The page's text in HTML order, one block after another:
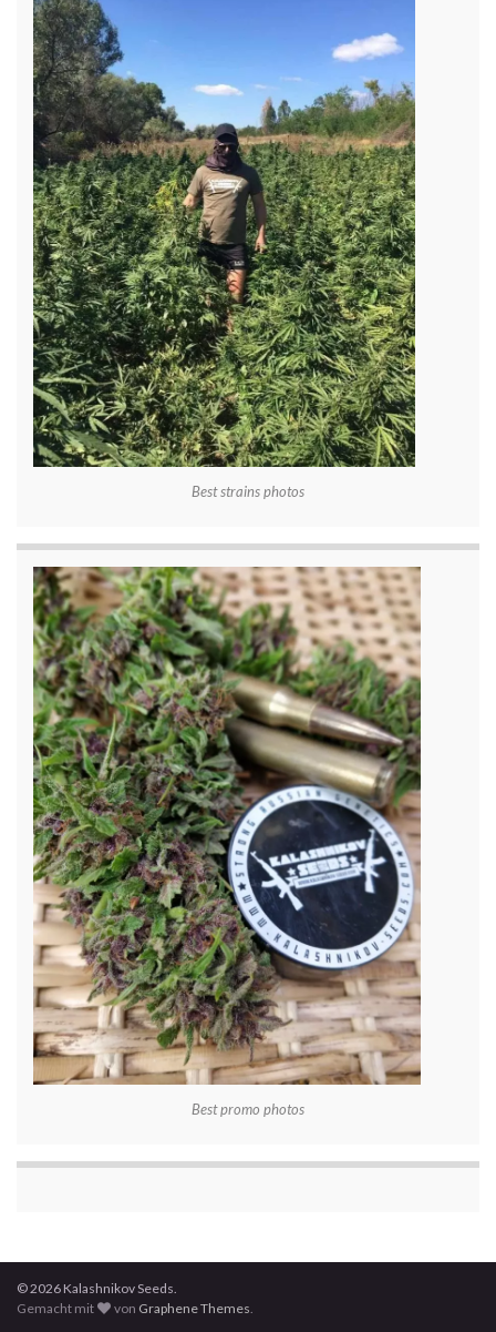
Best strains photos
Best promo photos
© 2026 Kalashnikov Seeds.
Gemacht mit
von Graphene Themes.